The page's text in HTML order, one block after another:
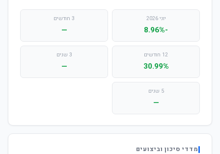
יוני 2026
-8.96%
3 חודשים
—
12 חודשים
30.99%
3 שנים
—
5 שנים
—
מדדי סיכון וביצועים